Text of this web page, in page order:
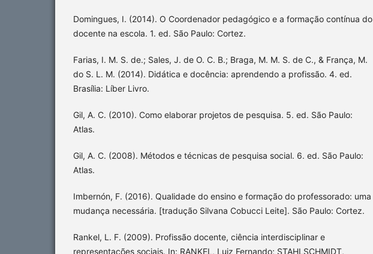
Domingues, I. (2014). O Coordenador pedagógico e a formação contínua do
docente na escola. 1. ed. São Paulo: Cortez.
Farias, I. M. S. de.; Sales, J. de O. C. B.; Braga, M. M. S. de C., & França, M.
do S. L. M. (2014). Didática e docência: aprendendo a profissão. 4. ed.
Brasília: Líber Livro.
Gil, A. C. (2010). Como elaborar projetos de pesquisa. 5. ed. São Paulo:
Atlas.
Gil, A. C. (2008). Métodos e técnicas de pesquisa social. 6. ed. São Paulo:
Atlas.
Imbernón, F. (2016). Qualidade do ensino e formação do professorado: uma
mudança necessária. [tradução Silvana Cobucci Leite]. São Paulo: Cortez.
Rankel, L. F. (2009). Profissão docente, ciência interdisciplinar e
representações sociais. In: RANKEL, Luiz Fernando; STAHLSCHMIDT,